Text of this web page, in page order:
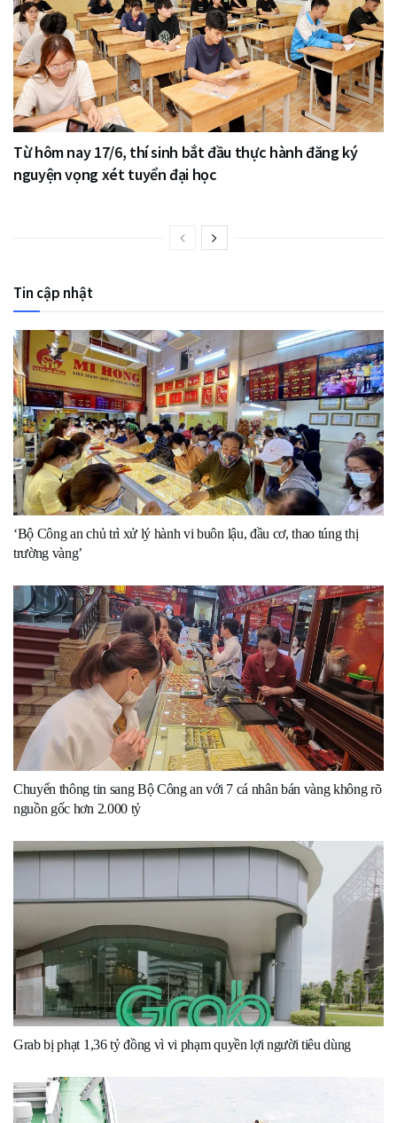
Từ hôm nay 17/6, thí sinh bắt đầu thực hành đăng ký
nguyện vọng xét tuyển đại học
Tin cập nhật
‘Bộ Công an chủ trì xử lý hành vi buôn lậu, đầu cơ, thao túng thị
trường vàng’
Chuyển thông tin sang Bộ Công an với 7 cá nhân bán vàng không rõ
nguồn gốc hơn 2.000 tỷ
Grab bị phạt 1,36 tỷ đồng vì vi phạm quyền lợi người tiêu dùng